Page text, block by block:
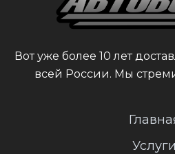
Вот уже более 10 лет
всей России. Мы
Услуги